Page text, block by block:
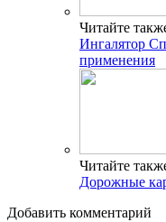
Читайте
Ингалятор
применения
Читайте
Дорожные
Добавить комментарий